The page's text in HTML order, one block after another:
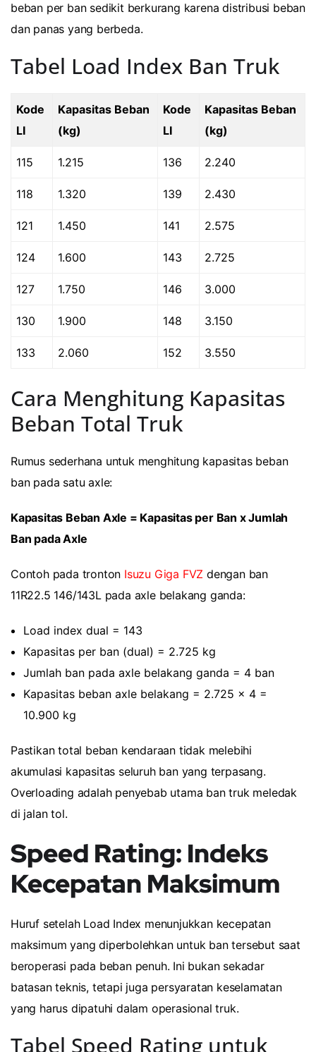
beban per ban sedikit berkurang karena distribusi beban
dan panas yang berbeda.
Tabel Load Index Ban Truk
Kode
LI
Kapasitas Beban
(kg)
Kode
LI
Kapasitas Beban
(kg)
115 1.215 136 2.240
118 1.320 139 2.430
121 1.450 141 2.575
124 1.600 143 2.725
127 1.750 146 3.000
130 1.900 148 3.150
133 2.060 152 3.550
Cara Menghitung Kapasitas
Beban Total Truk
Rumus sederhana untuk menghitung kapasitas beban
ban pada satu axle:
Kapasitas Beban Axle = Kapasitas per Ban x Jumlah
Ban pada Axle
Contoh pada tronton Isuzu Giga FVZ dengan ban
11R22.5 146/143L pada axle belakang ganda:
Load index dual = 143
Kapasitas per ban (dual) = 2.725 kg
Jumlah ban pada axle belakang ganda = 4 ban
Kapasitas beban axle belakang = 2.725 x 4 =
10.900 kg
Pastikan total beban kendaraan tidak melebihi
akumulasi kapasitas seluruh ban yang terpasang.
Overloading adalah penyebab utama ban truk meledak
di jalan tol.
Speed Rating: Indeks
Kecepatan Maksimum
Huruf setelah Load Index menunjukkan kecepatan
maksimum yang diperbolehkan untuk ban tersebut saat
beroperasi pada beban penuh. Ini bukan sekadar
batasan teknis, tetapi juga persyaratan keselamatan
yang harus dipatuhi dalam operasional truk.
Tabel Speed Rating untuk